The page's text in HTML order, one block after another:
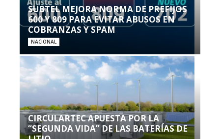
SUBTEL MEJORA NORMA DE PREFIJOS
600 Y 809 PARA EVITAR ABUSOS EN
COBRANZAS Y SPAM
NACIONAL
CIRCULARTEC APUESTA POR LA
“SEGUNDA VIDA” DE LAS BATERÍAS DE